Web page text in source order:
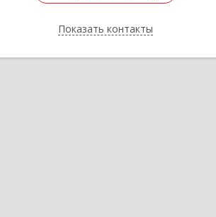
Показать контакты
Назад